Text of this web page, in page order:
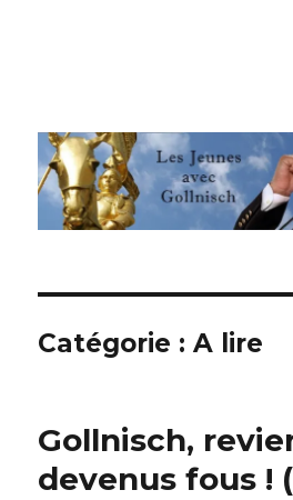
Les jeunes avec
Catégorie :A lire
Gollnisch,
devenus fous !